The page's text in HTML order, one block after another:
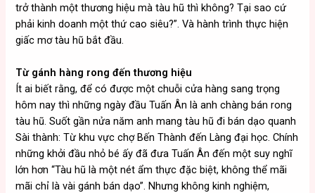
trở thành một thương hiệu mà tàu hũ thì không? Tại sao cứ
phải kinh doanh một thứ cao siêu?”. Và hành trình thực hiện
giấc mơ tàu hũ bắt đầu.
Từ gánh hàng rong đến thương hiệu
Ít ai biết rằng, để có được một chuỗi cửa hàng sang trọng
hôm nay thì những ngày đầu Tuấn Ân là anh chàng bán rong
tàu hũ. Suốt gần nửa năm anh mang tàu hũ đi bán dạo quanh
Sài thành: Từ khu vực chợ Bến Thành đến Làng đại học. Chính
những khởi đầu nhỏ bé ấy đã đưa Tuấn Ân đến một suy nghĩ
lớn hơn “Tàu hũ là một nét ẩm thực đặc biệt, không thể mãi
mãi chỉ là vài gánh bán dạo”. Nhưng không kinh nghiệm,